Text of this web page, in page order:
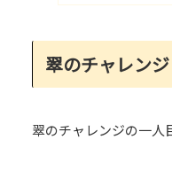
翠のチャレン
翠のチャレンジの一人